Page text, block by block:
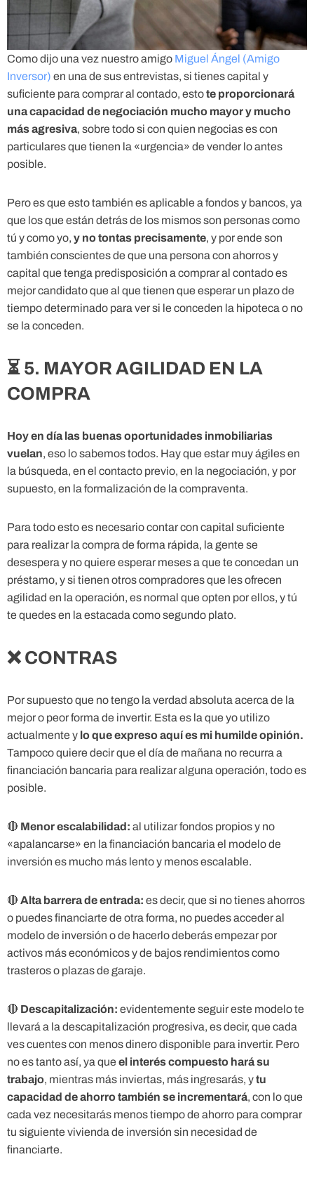
Como dijo una vez nuestro amigo Miguel Ángel (Amigo
Inversor) en una de sus entrevistas, si tienes capital y
suficiente para comprar al contado, estote proporcionará
una capacidad de negociación mucho mayor y mucho
más agresiva, sobre todo si con quien negocias es con
particulares que tienen la «urgencia» de vender lo antes
posible.
Pero es que esto también es aplicable a fondos y bancos, ya
que los que están detrás de los mismos son personas como
tú y como yo, y no tontas precisamente, y por ende son
también conscientes de que una persona con ahorros y
capital que tenga predisposición a comprar al contado es
mejor candidato que al que tienen que esperar un plazo de
tiempo determinado para ver si le conceden la hipoteca o no
se la conceden.
⏳ 5. MAYOR AGILIDAD EN LA
COMPRA
Hoy en día las buenas oportunidades inmobiliarias
vuelan, eso lo sabemos todos. Hay que estar muy ágiles en
la búsqueda, en el contacto previo, en la negociación, y por
supuesto, en la formalización de la compraventa.
Para todo esto es necesario contar con capital suficiente
para realizar la compra de forma rápida, la gente se
desespera y no quiere esperar meses a que te concedan un
préstamo, y si tienen otros compradores que les ofrecen
agilidad en la operación, es normal que opten por ellos, y tú
te quedes en la estacada como segundo plato.
❌ CONTRAS
Por supuesto que no tengo la verdad absoluta acerca de la
mejor o peor forma de invertir. Esta es la que yo utilizo
actualmente y lo que expreso aquí es mi humilde opinión.
Tampoco quiere decir que el día de mañana no recurra a
financiación bancaria para realizar alguna operación, todo es
posible.
🔴 Menor escalabilidad: al utilizar fondos propios y no
«apalancarse» en la financiación bancaria el modelo de
inversión es mucho más lento y menos escalable.
🔴 Alta barrera de entrada: es decir, que si no tienes ahorros
o puedes financiarte de otra forma, no puedes acceder al
modelo de inversión o de hacerlo deberás empezar por
activos más económicos y de bajos rendimientos como
trasteros o plazas de garaje.
🔴 Descapitalización: evidentemente seguir este modelo te
llevará a la descapitalización progresiva, es decir, que cada
ves cuentes con menos dinero disponible para invertir. Pero
no es tanto así, ya que el interés compuesto hará su
trabajo, mientras más inviertas, más ingresarás, ytu
capacidad de ahorro también se incrementará, con lo que
cada vez necesitarás menos tiempo de ahorro para comprar
tu siguiente vivienda de inversión sin necesidad de
financiarte.